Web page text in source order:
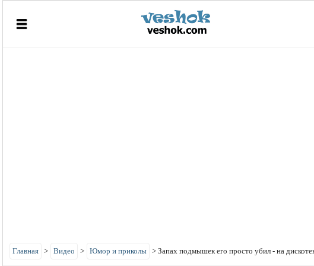
Главная > Видео > Юмор и приколы > Запах подмышек его просто убил - на